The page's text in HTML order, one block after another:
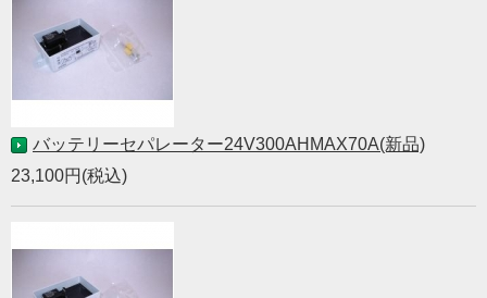
バッテリーセパレーター24V300AHMAX70A(新品)
23,100円(税込)